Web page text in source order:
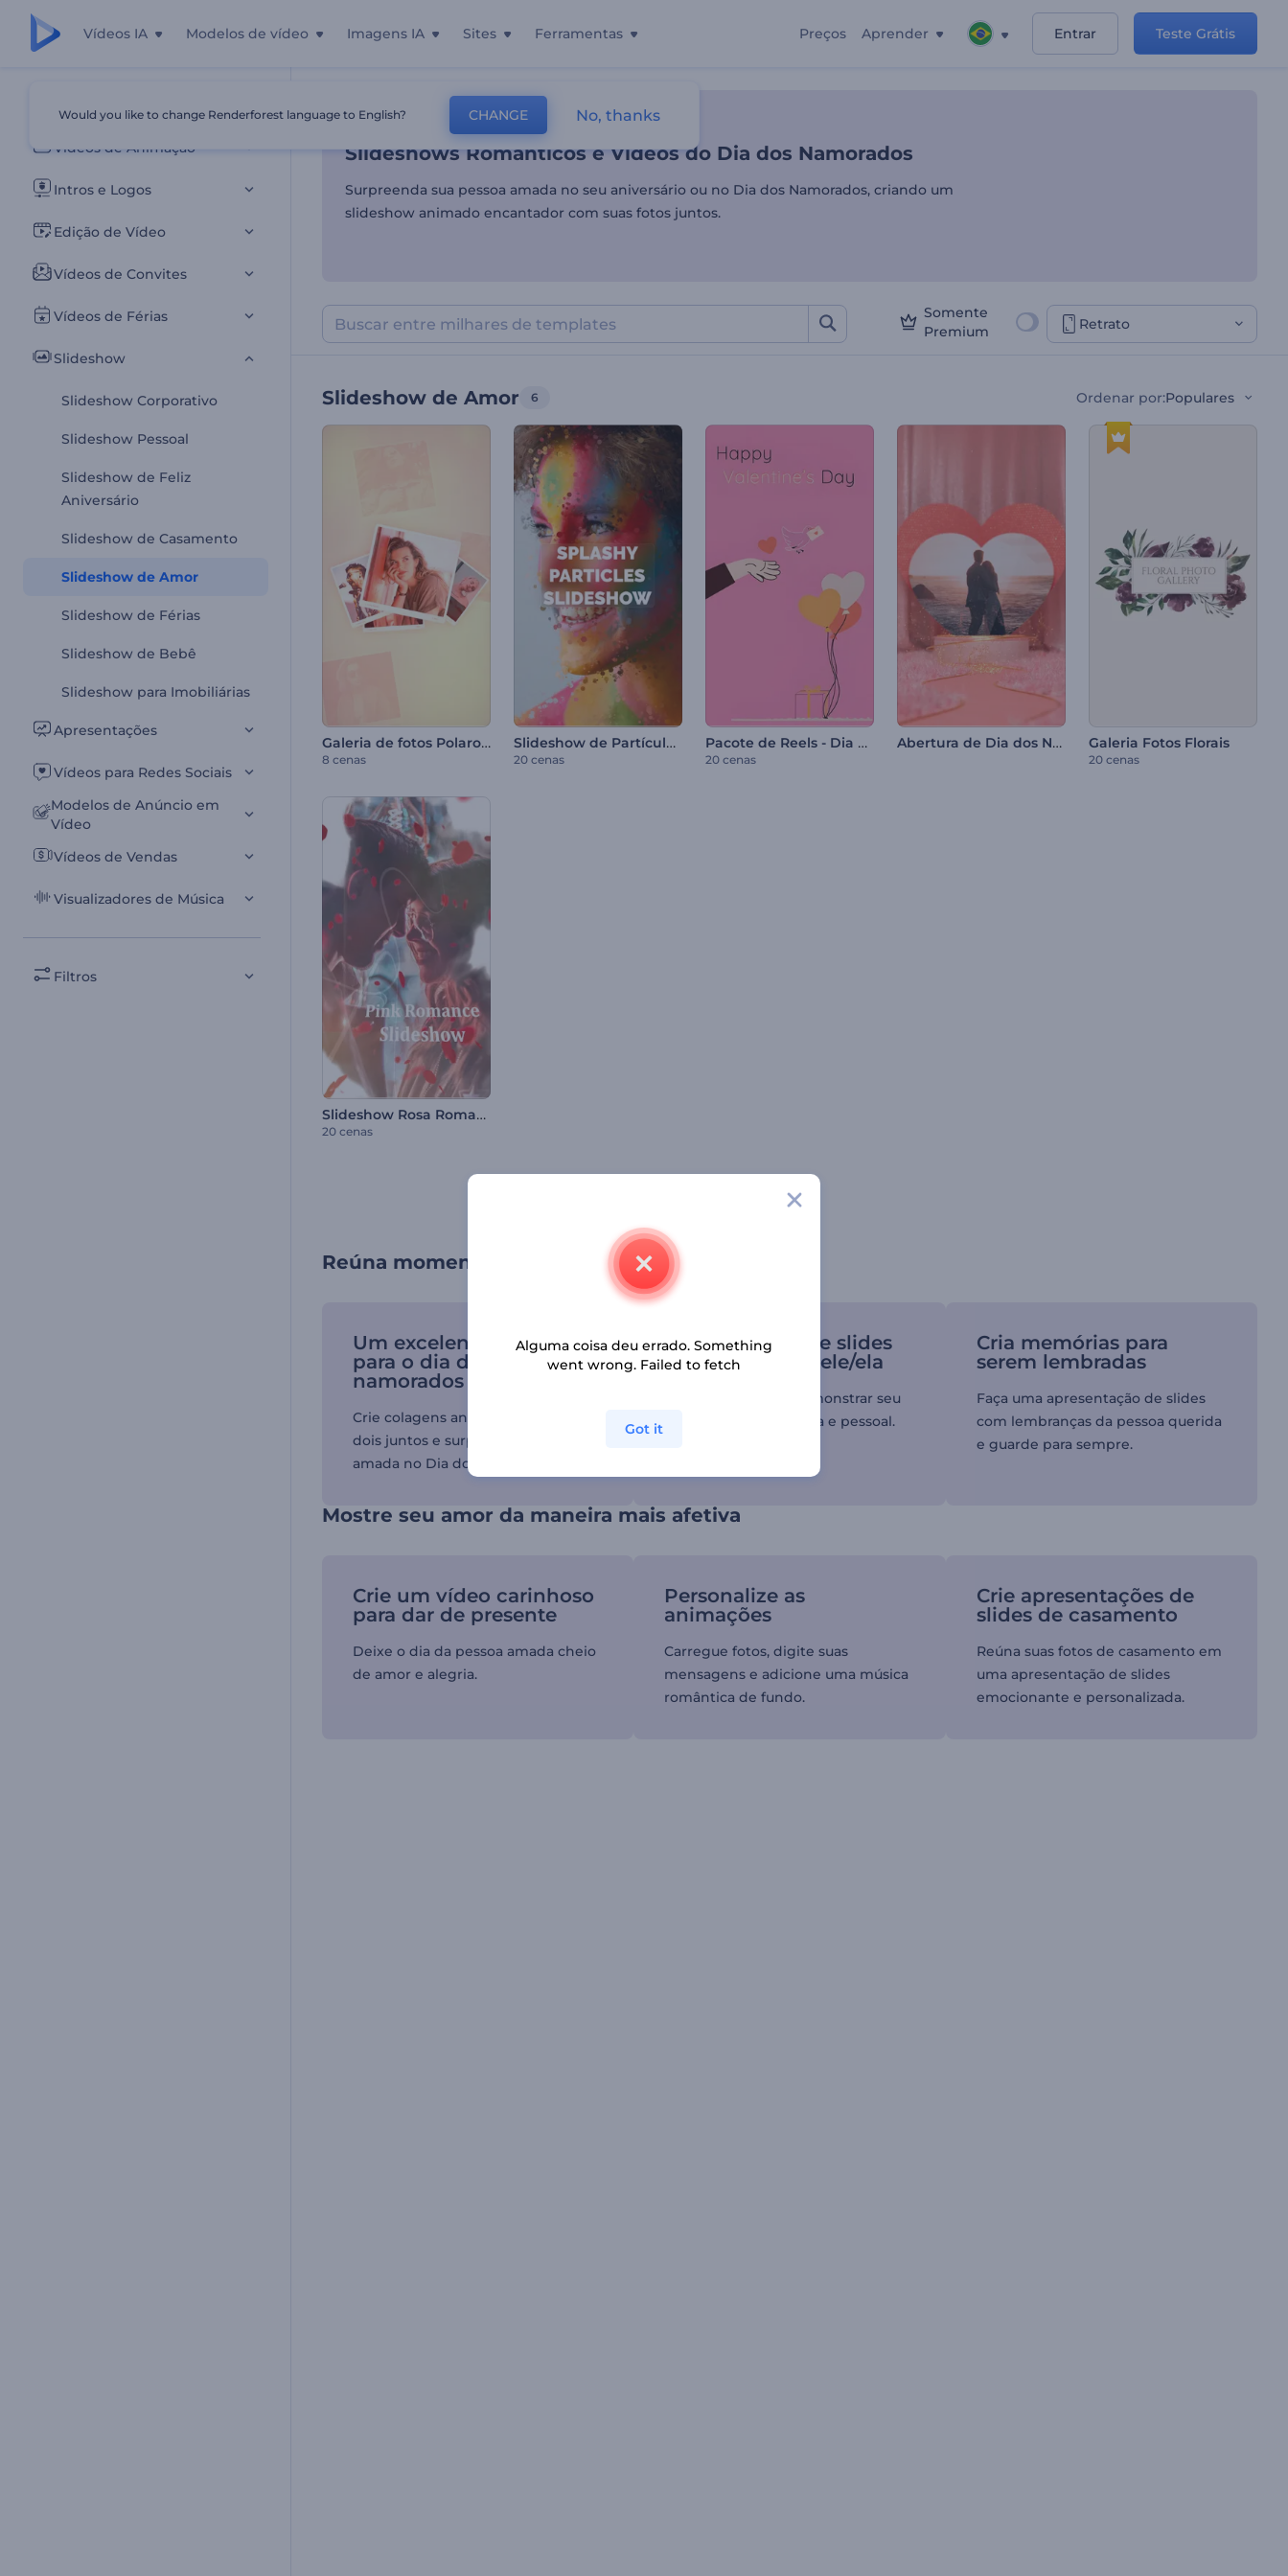
Vídeos IA Modelos de vídeo Imagens IA Sites Ferramentas Preços Aprender Entrar Teste Grátis
Todos os templates
Vídeos de Animação
Intros e Logos
Edição de Vídeo
Vídeos de Convites
Vídeos de Férias
Slideshow
Slideshow Corporativo
Slideshow Pessoal
Slideshow de Feliz
Aniversário
Slideshow de Casamento
Slideshow de Amor
Slideshow de Férias
Slideshow de Bebê
Slideshow para Imobiliárias
Apresentações
Vídeos para Redes Sociais
Modelos de Anúncio em
Vídeo
Vídeos de Vendas
Visualizadores de Música
Filtros
Slideshows Românticos e Vídeos do Dia dos Namorados
Início Templates Slideshow Slideshow De Amor
Slideshows Românticos e Vídeos do Dia dos Namorados
Surpreenda sua pessoa amada no seu aniversário ou no Dia dos Namorados, criando um
slideshow animado encantador com suas fotos juntos.
Somente
Premium
Retrato
Slideshow de Amor 6 Ordenar por:Populares
Galeria de fotos Polaroid
8 cenas
Slideshow de Partículas Esmaecentes
20 cenas
Pacote de Reels - Dia dos Namorados
20 cenas
Abertura de Dia dos Namorados Galeria Fotos Florais
20 cenas
Slideshow Rosa Romance
20 cenas
Reúna momentos especiais em um vídeo
Um excelente presente
para o dia dos
namorados
Crie colagens animadas com vocês
dois juntos e surpreenda a pessoa
amada no Dia dos Namorados.
Apresentação de slides
romântica para ele/ela
Faça de tudo para demonstrar seu
amor de maneira única e pessoal.
Cria memórias para
serem lembradas
Faça uma apresentação de slides
com lembranças da pessoa querida
e guarde para sempre.
Mostre seu amor da maneira mais afetiva
Crie um vídeo carinhoso
para dar de presente
Deixe o dia da pessoa amada cheio
de amor e alegria.
Personalize as
animações
Carregue fotos, digite suas
mensagens e adicione uma música
romântica de fundo.
Crie apresentações de
slides de casamento
Reúna suas fotos de casamento em
uma apresentação de slides
emocionante e personalizada.
Would you like to change Renderforest language to English? CHANGE No, thanks
Alguma coisa deu errado. Something
went wrong. Failed to fetch
Got it